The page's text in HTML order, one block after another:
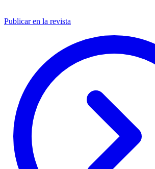
Publicar en la revista